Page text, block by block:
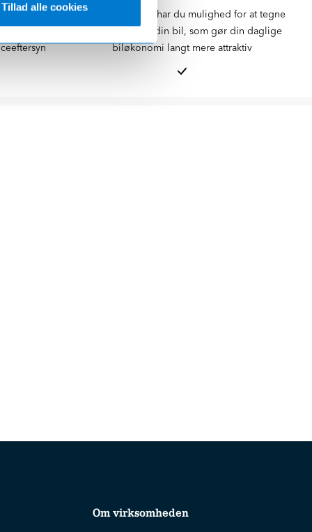
Tillad alle cookies
over det
langt til en
Hos Ejner Hessel har du mulighed for at tegne
fordelsaftaler til din bil, som gør din daglige
biløkonomi langt mere attraktiv
Om virksomheden